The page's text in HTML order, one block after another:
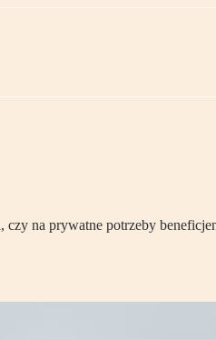
czy na prywatne potrzeby